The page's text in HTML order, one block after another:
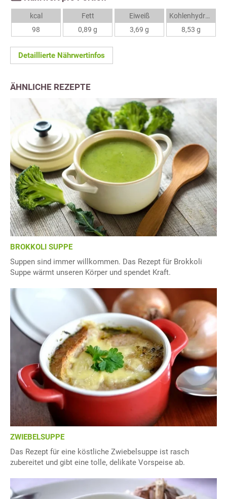
kcal
98
Fett
0,89 g
Eiweiß
3,69 g
Kohlenhydrate
8,53 g
Detaillierte Nährwertinfos
ÄHNLICHE REZEPTE
BROKKOLI SUPPE
Suppen sind immer willkommen. Das Rezept für Brokkoli
Suppe wärmt unseren Körper und spendet Kraft.
ZWIEBELSUPPE
Das Rezept für eine köstliche Zwiebelsuppe ist rasch
zubereitet und gibt eine tolle, delikate Vorspeise ab.